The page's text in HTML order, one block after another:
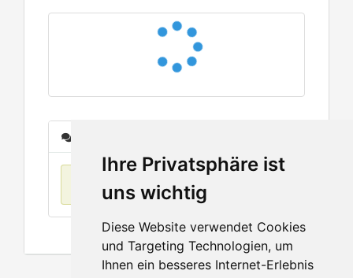
Ihre Privatsphäre ist
uns wichtig
Diese Website verwendet Cookies
und Targeting Technologien, um
Ihnen ein besseres Internet-Erlebnis